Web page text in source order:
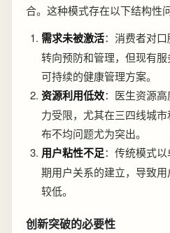
合。这种模式存在以下结构性问
需求未被激活：消费者对
转向预防和管理，但现有服
可持续的健康管理方案。
资源利用低效：医生资源
力受限，尤其在三四线城
布不均问题尤为突出。
用户粘性不足：传统模式
期用户关系的建立，导致用
较低。
创新突破的必要性